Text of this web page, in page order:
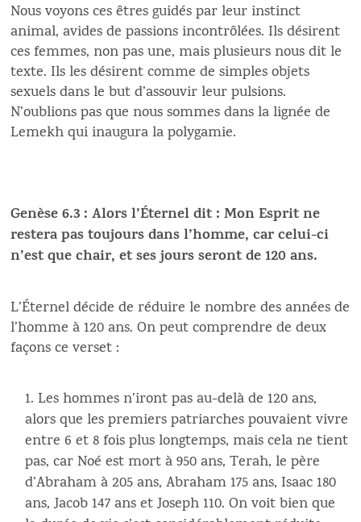
Nous voyons ces êtres guidés par leur instinct
animal, avides de passions incontrôlées. Ils désirent
ces femmes, non pas une, mais plusieurs nous dit le
texte. Ils les désirent comme de simples objets
sexuels dans le but d’assouvir leur pulsions.
N’oublions pas que nous sommes dans la lignée de
Lemekh qui inaugura la polygamie.
Genèse 6.3 : Alors l’Éternel dit : Mon Esprit ne
restera pas toujours dans l’homme, car celui-ci
n’est que chair, et ses jours seront de 120 ans.
L’Éternel décide de réduire le nombre des années de
l’homme à 120 ans. On peut comprendre de deux
façons ce verset :
Les hommes n’iront pas au-delà de 120 ans,
alors que les premiers patriarches pouvaient vivre
entre 6 et 8 fois plus longtemps, mais cela ne tient
pas, car Noé est mort à 950 ans, Terah, le père
d’Abraham à 205 ans, Abraham 175 ans, Isaac 180
ans, Jacob 147 ans et Joseph 110. On voit bien que